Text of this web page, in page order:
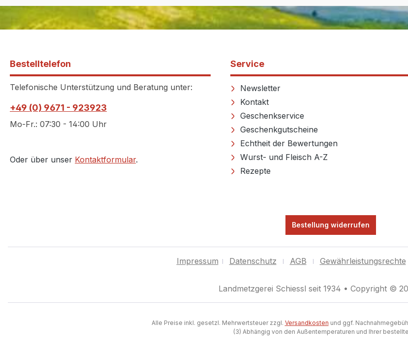
Bestelltelefon
Telefonische Unterstützung und Beratung unter:
+49 (0) 9671 - 923923
Mo-Fr.: 07:30 - 14:00 Uhr
Oder über unser Kontaktformular.
Service
Newsletter
Kontakt
Geschenkservice
Geschenkgutscheine
Echtheit der Bewertungen
Wurst- und Fleisch A-Z
Rezepte
Bestellung widerrufen
Impressum Datenschutz AGB Gewährleistungsrechte
Landmetzgerei Schiessl seit 1934 • Copyright ©
Alle Preise inkl. gesetzl. Mehrwertsteuer zzgl. Versandkosten und ggf.
(3) Abhängig von den Außentemperaturen und Ihrer